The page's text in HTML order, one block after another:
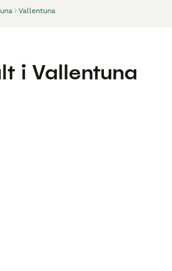
Vallentuna
i Vallentuna